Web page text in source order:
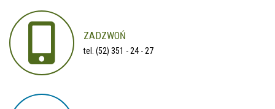
ZADZWOŃ
tel. (52) 351 - 24 - 27